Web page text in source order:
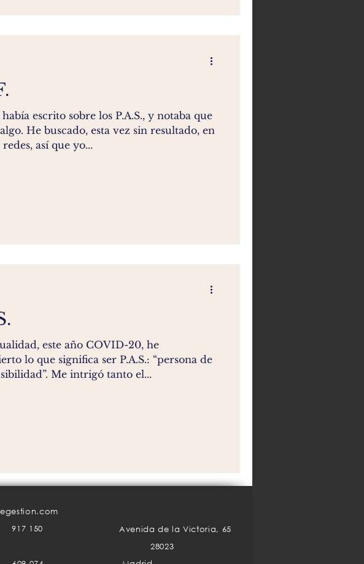
había escrito sobre los P.A.S., y notaba que
He buscado, esta vez sin resultado, en
así que yo...
este año COVID-20, he
lo que significa ser P.A.S.: “persona de
Me intrigó tanto el...
150
Avenida de la Victoria, 65
28023